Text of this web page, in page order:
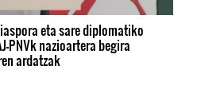
eta sare diplomatiko
PNVk nazioartera begira
ardatzak